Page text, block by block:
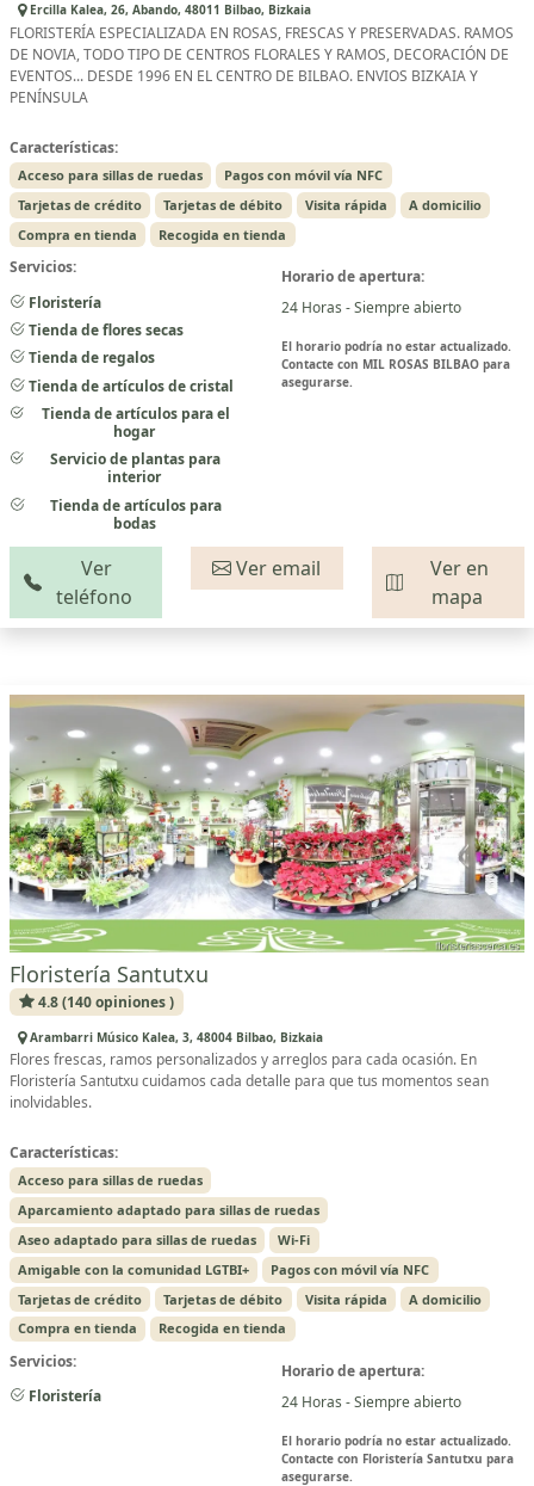
Ercilla Kalea, 26, Abando, 48011 Bilbao, Bizkaia
FLORISTERÍA ESPECIALIZADA EN ROSAS, FRESCAS Y PRESERVADAS. RAMOS
DE NOVIA, TODO TIPO DE CENTROS FLORALES Y RAMOS, DECORACIÓN DE
EVENTOS... DESDE 1996 EN EL CENTRO DE BILBAO. ENVIOS BIZKAIA Y
PENÍNSULA
Características:
Acceso para sillas de ruedas
Pagos con móvil vía NFC
Tarjetas de crédito
Tarjetas de débito Visita rápida
A domicilio
Compra en tienda
Recogida en tienda
Servicios:
Floristería
Tienda de flores secas
Tienda de regalos
Tienda de artículos de cristal
Tienda de artículos para el
hogar
Servicio de plantas para
interior
Tienda de artículos para
bodas
Horario de apertura:
24 Horas - Siempre abierto
El horario podría no estar actualizado.
Contacte con MIL ROSAS BILBAO para
asegurarse.
Ver
teléfono
Ver email
Ver en
mapa
Floristería Santutxu
4.8 (140 opiniones )
Arambarri Músico Kalea, 3, 48004 Bilbao, Bizkaia
Flores frescas, ramos personalizados y arreglos para cada ocasión. En
Floristería Santutxu cuidamos cada detalle para que tus momentos sean
inolvidables.
Características:
Acceso para sillas de ruedas
Aparcamiento adaptado para sillas de ruedas
Aseo adaptado para sillas de ruedas
Wi-Fi
Amigable con la comunidad LGTBI+
Pagos con móvil vía NFC
Tarjetas de crédito
Tarjetas de débito Visita rápida
A domicilio
Compra en tienda
Recogida en tienda
Servicios:
Floristería
Horario de apertura:
24 Horas - Siempre abierto
El horario podría no estar actualizado.
Contacte con Floristería Santutxu para
asegurarse.